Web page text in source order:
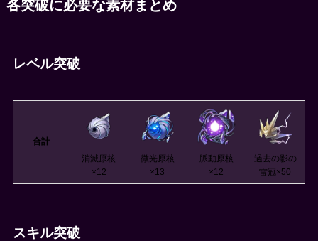
各突破に必要な素材まとめ
レベル突破
合計
消滅原核
×12
微光原核
×13
脈動原核
×12
過去の影の
雷冠×50
スキル突破